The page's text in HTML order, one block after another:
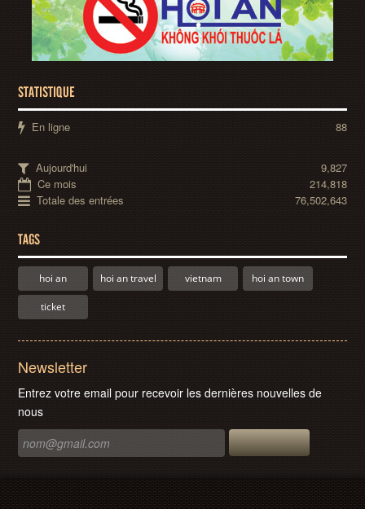
STATISTIQUE
En ligne 88
Aujourd'hui
9,827
Ce mois
214,818
Totale des entrées
76,502,643
TAGS
hoi an hoi an travel vietnam hoi an town
ticket
Newsletter
Entrez votre email pour recevoir les dernières nouvelles de
nous